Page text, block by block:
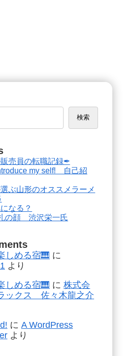
検索
売員の転職記録✒
my self! 自己紹
ぶ山形のオススメラーメ
なる？
の顔 渋沢栄一氏
しめる宿🎹 に
より
しめる宿🎹 に 株式会
ックス 佐々木龍之介
に A WordPress
より